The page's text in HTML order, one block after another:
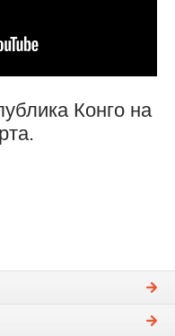
Конго на